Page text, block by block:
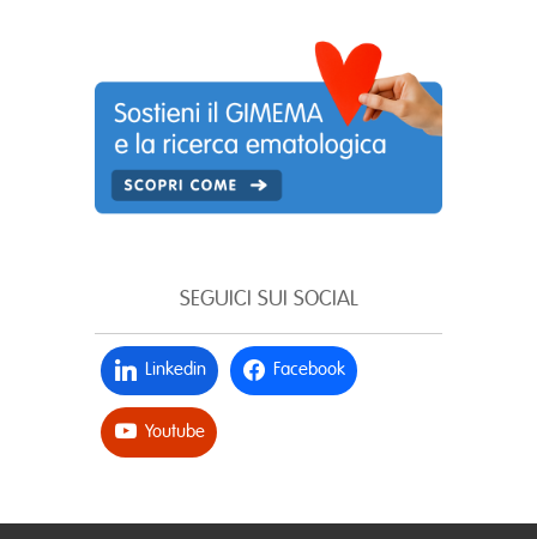
SEGUICI SUI SOCIAL
Linkedin Facebook
Youtube